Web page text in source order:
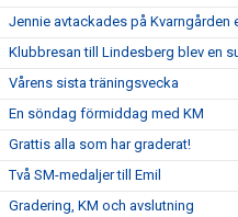
Jennie avtackades på Kvarngården
Klubbresan till Lindesberg blev en
Vårens sista träningsvecka
En söndag förmiddag med KM
Grattis alla som har graderat!
Två SM-medaljer till Emil
Gradering, KM och avslutning